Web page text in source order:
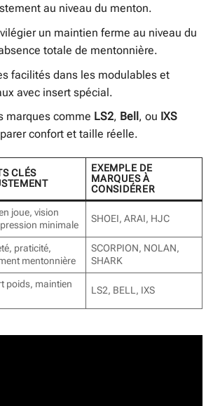
au niveau du menton.
un maintien ferme au niveau du
totale de mentonnière.
facilités dans les modulables et
avec insert spécial.
marques comme LS2, Bell, ou IXS
confort et taille réelle.
CLÉS
EXEMPLE DE
MARQUES À
CONSIDÉRER
joue, vision
minimale
SHOEI, ARAI, HJC
praticité,
mentonnière
SCORPION, NOLAN,
SHARK
poids, maintien
LS2, BELL, IXS